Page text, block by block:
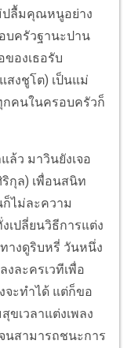
ปลื้มคุณหนูอย่าง
บครัวฐานะปาน
องเธอรับ
งชูโต) เป็นแม่
คนในครอบครัวก็
ล้ว มาวินยังเจอ
กุล) เพื่อนสนิท
ไม่ละความ
เปลี่ยนวิธีการแต่ง
างดูริบหรี่ วันหนึ่ง
ละครเวทีเพื่อ
จะทำได้ แต่ก็ขอ
ขเวลาแต่งเพลง
นสามารถชนะการ